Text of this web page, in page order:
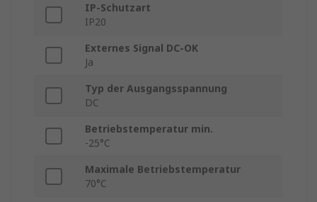
IP-Schutzart
IP20
Externes Signal DC-OK
Ja
Typ der Ausgangsspannung
DC
Betriebstemperatur min.
-25°C
Maximale Betriebstemperatur
70°C